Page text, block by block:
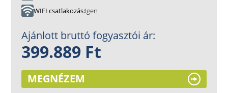
WIFI csatlakozás Igen
Ajánlott bruttó fogyasztói ár:
399.889 Ft
MEGNÉZEM